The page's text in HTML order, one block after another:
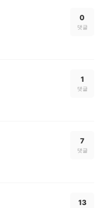
0
댓글
1
댓글
7
댓글
13